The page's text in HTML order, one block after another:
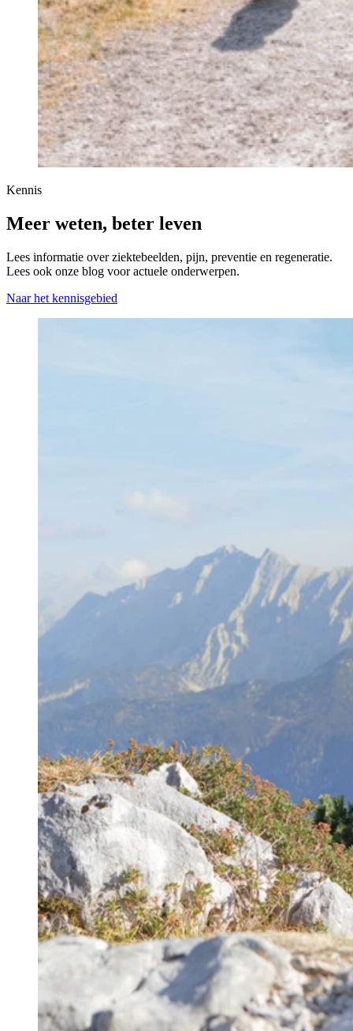
Kennis
Meer weten, beter leven
Lees informatie over ziektebeelden, pijn, preventie en regeneratie.
Lees ook onze blog voor actuele onderwerpen.
Naar het kennisgebied